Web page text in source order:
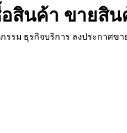
สินค้า ขายสิ
รม ธุรกิจบริการ ลงประกาศขา